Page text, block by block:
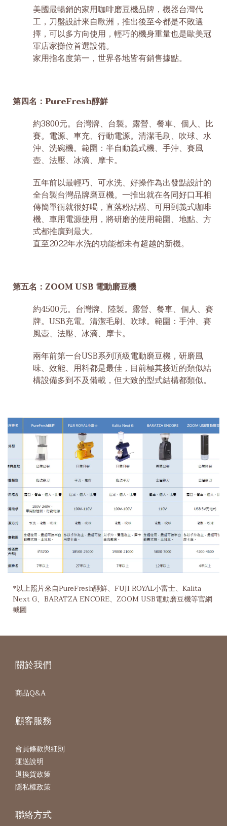
美國最暢銷的家用咖啡磨豆機品牌，機器台灣代
工，刀盤設計來自歐洲，推出後至今都是不敗選
擇，可以多方向使用，輕巧的機身重量也是歐美冠
軍店家攤位首選設備。
家用指名度第一，世界各地皆有銷售據點。
第四名：PureFresh醇鮮
約3800元。台灣牌、台製。露營、餐車、個人、比
賽。電源、車充、行動電源。清潔毛刷、吹球、水
沖、洗碗機。範圍：半自動義式機、手沖、賽風
壺、法壓、冰滴、摩卡。
五年前以最輕巧、可水洗、好操作為出發點設計的
全台製台灣品牌磨豆機。一推出就在各同好口耳相
傳簡單衝就很好喝，直落粉結構、可用到義式咖啡
機、車用電源使用，將研磨的使用範圍、地點、方
式都推廣到最大。
直至2022年水洗的功能都未有超越的新機。
第五名：ZOOM USB 電動磨豆機
約4500元。台灣牌、陸製。露營、餐車、個人、賽
牌。USB充電。清潔毛刷、吹球。範圍：手沖、賽
風壺、法壓、冰滴、摩卡。
兩年前第一台USB系列頂級電動磨豆機，研磨風
味、效能、用料都是最佳，目前極其接近的類似結
構設備多到不及備載，但大致的型式結構都類似。
*以上照片來自PureFresh醇鮮、FUJI ROYAL小富士、Kalita
Next G、BARATZA ENCORE、ZOOM USB電動磨豆機等官網
截圖
關於我們
商品Q&A
顧客服務
會員條款與細則
運送說明
退換貨政策
隱私權政策
聯絡方式